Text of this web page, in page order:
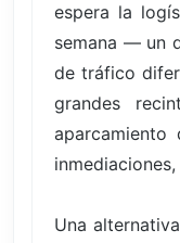
espera la
semana — un
de tráfico
grandes
Una